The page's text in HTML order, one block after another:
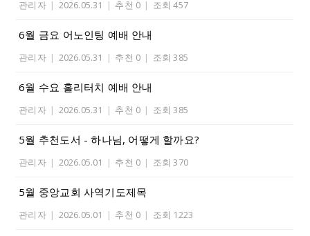
관리자 | 2026.05.31 | 추천 0 | 조회 457
6월 금요 어노인팅 예배 안내
관리자 | 2026.05.31 | 추천 0 | 조회 385
6월 수요 홀리터치 예배 안내
관리자 | 2026.05.31 | 추천 0 | 조회 385
5월 추천도서 - 하나님, 어떻게 할까요?
관리자 | 2026.05.01 | 추천 0 | 조회 370
5월 중앙교회 사역기도제목
관리자 | 2026.05.01 | 추천 0 | 조회 1223